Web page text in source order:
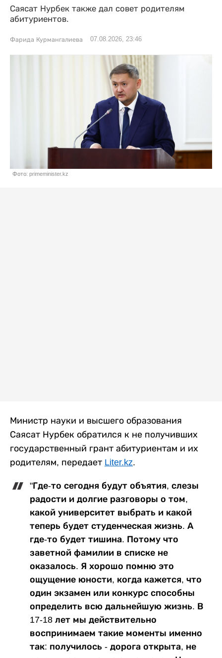
Саясат Нурбек также дал совет родителям
абитуриентов.
Фарида Курмангалиева 07.08.2026, 23:46
Фото: primeminister.kz
Министр науки и высшего образования
Саясат Нурбек обратился к не получивших
государственный грант абитуриентам и их
родителям, передает Liter.kz.
"Где-то сегодня будут объятия, слезы
радости и долгие разговоры о том,
какой университет выбрать и какой
теперь будет студенческая жизнь. А
где-то будет тишина. Потому что
заветной фамилии в списке не
оказалось. Я хорошо помню это
ощущение юности, когда кажется, что
один экзамен или конкурс способны
определить всю дальнейшую жизнь. В
17-18 лет мы действительно
воспринимаем такие моменты именно
так: получилось - дорога открыта, не